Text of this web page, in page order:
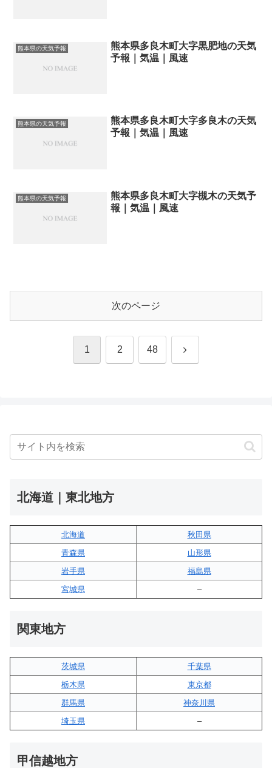
熊本県の天気予報
熊本県多良木町大字黒肥地の天気
予報｜気温｜風速
熊本県の天気予報
熊本県多良木町大字多良木の天気
予報｜気温｜風速
熊本県の天気予報
熊本県多良木町大字槻木の天気予
報｜気温｜風速
次のページ
1 2 48 次
北海道｜東北地方
北海道
秋田県
青森県
山形県
岩手県
福島県
宮城県
–
関東地方
茨城県
千葉県
栃木県
東京都
群馬県
神奈川県
埼玉県
–
甲信越地方